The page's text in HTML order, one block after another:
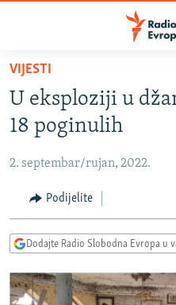
Pređite
glavni
sadržaj
Pređite
na
navigaciju
Pređite
na
VIJESTI
BOSNA I HERCEGOVINA
SRBIJA
KOSOVO
CRNA GORA
VIDEO
FOTOGALERIJE
PODCASTI
RAT U UKRAJINI
VIJESTI
U eksploziji u
18 poginulih
2. septembar/rujan, 2022.
Podijelite
Dodajte Radio Slobodna Evropa u